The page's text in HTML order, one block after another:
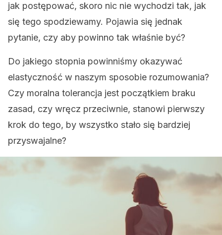
jak postępować, skoro nic nie wychodzi tak, jak
się tego spodziewamy. Pojawia się jednak
pytanie, czy aby powinno tak właśnie być?
Do jakiego stopnia powinniśmy okazywać
elastyczność w naszym sposobie rozumowania?
Czy moralna tolerancja jest początkiem braku
zasad, czy wręcz przeciwnie, stanowi pierwszy
krok do tego, by wszystko stało się bardziej
przyswajalne?